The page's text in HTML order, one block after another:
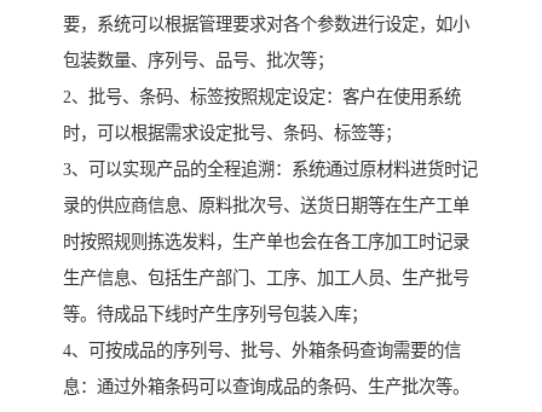
要，系统可以根据管理要求对各个参数进行设定，如小
包装数量、序列号、品号、批次等；
2、批号、条码、标签按照规定设定：客户在使用系统
时，可以根据需求设定批号、条码、标签等；
3、可以实现产品的全程追溯：系统通过原材料进货时记
录的供应商信息、原料批次号、送货日期等在生产工单
时按照规则拣选发料，生产单也会在各工序加工时记录
生产信息、包括生产部门、工序、加工人员、生产批号
等。待成品下线时产生序列号包装入库；
4、可按成品的序列号、批号、外箱条码查询需要的信
息：通过外箱条码可以查询成品的条码、生产批次等。